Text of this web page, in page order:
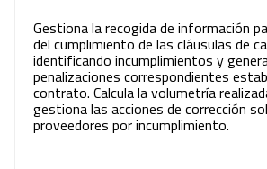
Gestiona la recogida de información
del cumplimiento de las cláusulas de
identificando incumplimientos y
penalizaciones correspondientes
contrato. Calcula la volumetría
gestiona las acciones de corrección
proveedores por incumplimiento.